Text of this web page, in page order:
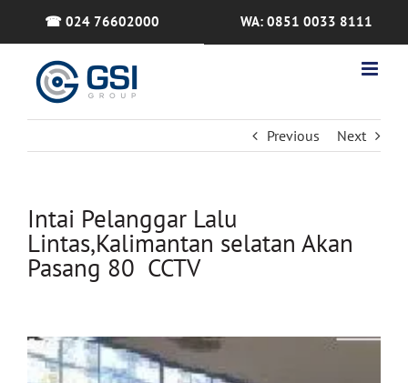
☎ 024 76602000 WA: 0851 0033 8111
Previous Next
Intai Pelanggar Lalu
Lintas,Kalimantan selatan Akan
Pasang 80 CCTV